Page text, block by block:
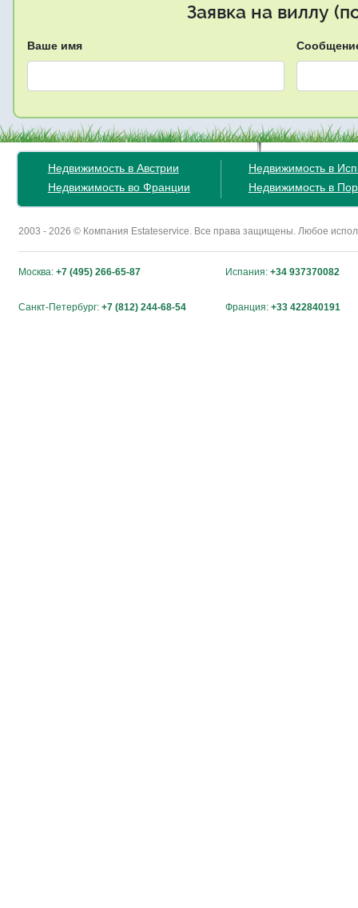
Заявка на виллу
Ваше имя
Недвижимость в Австрии
Недвижимость во Франции
Недвижимость в
Недвижимость в
2003 - 2026 © Компания Estateservice. Все права защищены. Любое
Москва: +7 (495) 266-65-87 Испания: +34 937370082
Санкт-Петербург: +7 (812) 244-68-54 Франция: +33 422840191